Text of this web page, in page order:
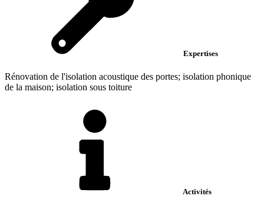
Expertises
Rénovation de l'isolation acoustique des portes; isolation phonique
de la maison; isolation sous toiture
Activités